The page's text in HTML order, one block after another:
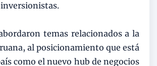
temas relacionados a la
al posicionamiento que está
como el nuevo hub de negocios